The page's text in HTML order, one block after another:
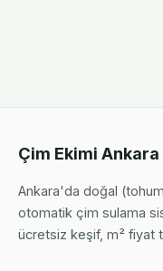
Çim Ekimi Ankara
Ankara'da doğal
otomatik çim sulama
ücretsiz keşif, m² fiyat